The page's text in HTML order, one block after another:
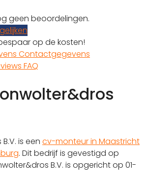
geen beoordelingen.
op de kosten!
Contactgegevens
FAQ
is een cv-monteur in Maastricht
. Dit bedrijf is gevestigd op
B.V. is opgericht op 01-